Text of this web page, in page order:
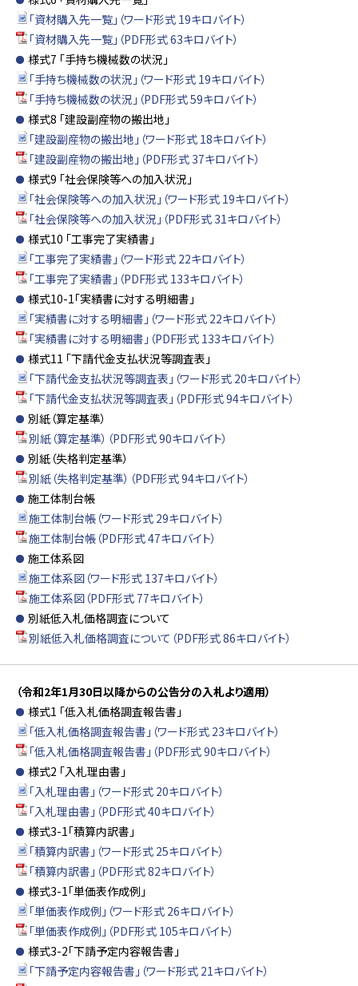
「資材購入先一覧」（ワード形式 19キロバイト）
「資材購入先一覧」（PDF形式 63キロバイト）
様式7 「手持ち機械数の状況」
「手持ち機械数の状況」（ワード形式 19キロバイト）
「手持ち機械数の状況」（PDF形式 59キロバイト）
様式8 「建設副産物の搬出地」
「建設副産物の搬出地」（ワード形式 18キロバイト）
「建設副産物の搬出地」（PDF形式 37キロバイト）
様式9 「社会保険等への加入状況」
「社会保険等への加入状況」（ワード形式 19キロバイト）
「社会保険等への加入状況」（PDF形式 31キロバイト）
様式10 「工事完了実績書」
「工事完了実績書」（ワード形式 22キロバイト）
「工事完了実績書」（PDF形式 133キロバイト）
様式10-1「実績書に対する明細書」
「実績書に対する明細書」（ワード形式 22キロバイト）
「実績書に対する明細書」（PDF形式 133キロバイト）
様式11 「下請代金支払状況等調査表」
「下請代金支払状況等調査表」（ワード形式 20キロバイト）
「下請代金支払状況等調査表」（PDF形式 94キロバイト）
別紙（算定基準）
別紙（算定基準）（PDF形式 90キロバイト）
別紙（失格判定基準）
別紙（失格判定基準）（PDF形式 94キロバイト）
施工体制台帳
施工体制台帳（ワード形式 29キロバイト）
施工体制台帳（PDF形式 47キロバイト）
施工体系図
施工体系図（ワード形式 137キロバイト）
施工体系図（PDF形式 77キロバイト）
別紙低入札価格調査について
別紙低入札価格調査について（PDF形式 86キロバイト）
（令和2年1月30日以降からの公告分の入札より適用）
様式1 「低入札価格調査報告書」
「低入札価格調査報告書」（ワード形式 23キロバイト）
「低入札価格調査報告書」（PDF形式 90キロバイト）
様式2 「入札理由書」
「入札理由書」（ワード形式 20キロバイト）
「入札理由書」（PDF形式 40キロバイト）
様式3-1「積算内訳書」
「積算内訳書」（ワード形式 25キロバイト）
「積算内訳書」（PDF形式 82キロバイト）
様式3-1「単価表作成例」
「単価表作成例」（ワード形式 26キロバイト）
「単価表作成例」（PDF形式 105キロバイト）
様式3-2「下請予定内容報告書」
「下請予定内容報告書」（ワード形式 21キロバイト）